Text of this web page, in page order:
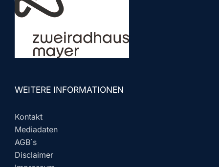
WEITERE INFORMATIONEN
Kontakt
Mediadaten
AGB´s
Disclaimer